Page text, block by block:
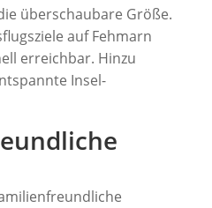
überschaubare Größe.
auf Fehmarn
erreichbar. Hinzu
Insel-